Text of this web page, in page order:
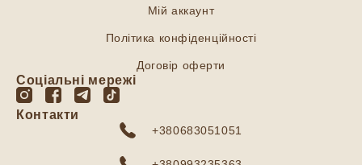
Мій аккаунт
Політика конфіденційності
Договір оферти
Соціальні мережі
Контакти
+380683051051